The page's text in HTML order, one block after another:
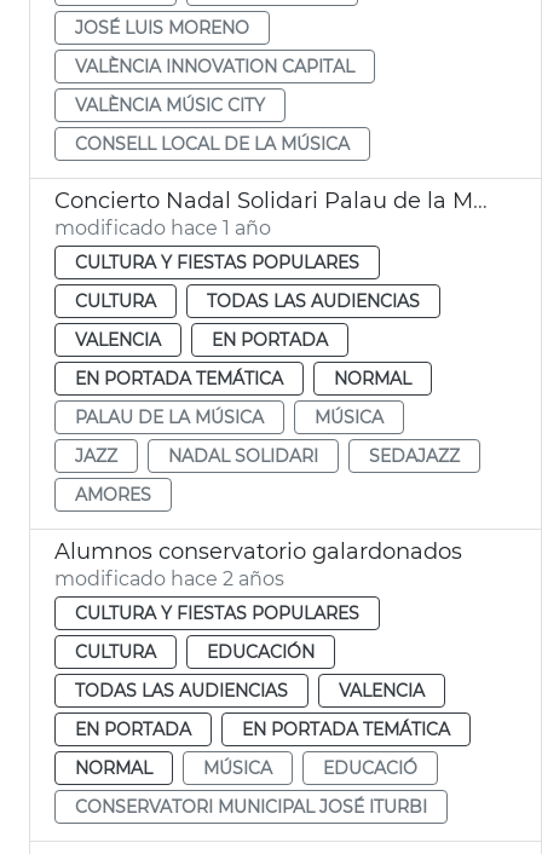
JOSÉ LUIS MORENO
VALÈNCIA INNOVATION CAPITAL
VALÈNCIA MÚSIC CITY
CONSELL LOCAL DE LA MÚSICA
Concierto Nadal Solidari Palau de la Música
modificado hace 1 año
CULTURA Y FIESTAS POPULARES
CULTURA
TODAS LAS AUDIENCIAS
VALENCIA
EN PORTADA
EN PORTADA TEMÁTICA
NORMAL
PALAU DE LA MÚSICA
MÚSICA
JAZZ
NADAL SOLIDARI
SEDAJAZZ
AMORES
Alumnos conservatorio galardonados
modificado hace 2 años
CULTURA Y FIESTAS POPULARES
CULTURA
EDUCACIÓN
TODAS LAS AUDIENCIAS
VALENCIA
EN PORTADA
EN PORTADA TEMÁTICA
NORMAL
MÚSICA
EDUCACIÓ
CONSERVATORI MUNICIPAL JOSÉ ITURBI